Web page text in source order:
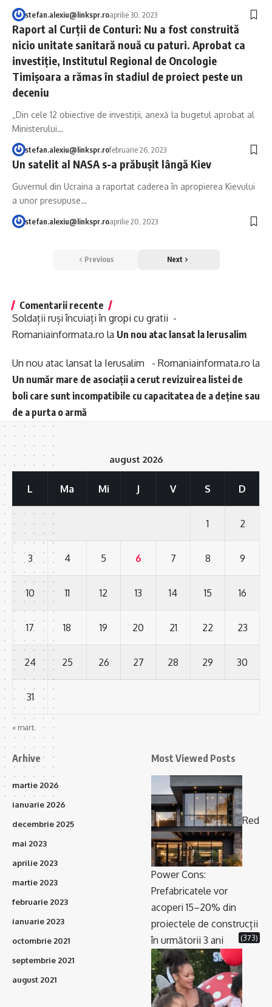
stefan.alexiu@linkspr.roaprilie 30, 2023
Raport al Curţii de Conturi: Nu a fost construită
nicio unitate sanitară nouă cu paturi. Aprobat ca
investiţie, Institutul Regional de Oncologie
Timişoara a rămas în stadiul de proiect peste un
deceniu
„Din cele 12 obiective de investiţii, anexă la bugetul aprobat al
Ministerului…
stefan.alexiu@linkspr.rofebruarie 26, 2023
Un satelit al NASA s-a prăbușit lângă Kiev
Guvernul din Ucraina a raportat caderea în apropierea Kievului
a unor presupuse…
stefan.alexiu@linkspr.roaprilie 20, 2023
Previous Next
Comentarii recente
Soldații ruși încuiați în gropi cu gratii -
Romaniainformata.ro la Un nou atac lansat la Ierusalim
Un nou atac lansat la Ierusalim - Romaniainformata.ro la
Un număr mare de asociații a cerut revizuirea listei de
boli care sunt incompatibile cu capacitatea de a deține sau
de a purta o armă
august 2026
L Ma Mi J V S D
1 2
3 4 5 6 7 8 9
10 11 12 13 14 15 16
17 18 19 20 21 22 23
24 25 26 27 28 29 30
31
« mart.
Arhive
martie 2026
ianuarie 2026
decembrie 2025
mai 2023
aprilie 2023
martie 2023
februarie 2023
ianuarie 2023
octombrie 2021
septembrie 2021
august 2021
Most Viewed Posts
Red
Power Cons:
Prefabricatele vor
acoperi 15–20% din
proiectele de construcții
în următorii 3 ani
(373)